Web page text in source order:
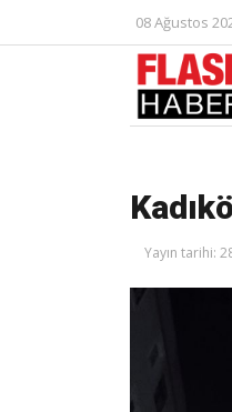
08 Ağustos
Yayın tarihi: